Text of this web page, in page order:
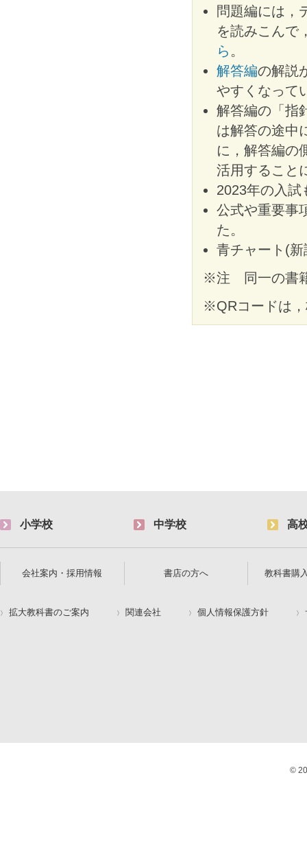
問題編には，
を読みこんで
ら 。
解答編の解説
やすくなって
解答編の「指
は解答の途中
に，解答編の
活用すること
2023年の入試
公式や重要事
た。
青チャート(
※注 同一の書
※QRコードは
小学校 中学校 高
会社案内・採用情報 書店の方へ 教科書購
拡大教科書のご案内 関連会社 個人情報保護方針
©